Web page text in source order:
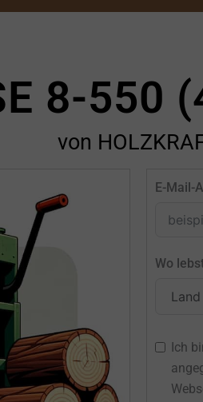
8-550
von
E-Mail-
Wo
Ich